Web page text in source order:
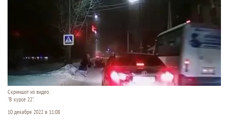
Скриншот из видео.
"В курсе 22".
10 декабря 2022 в 11:08